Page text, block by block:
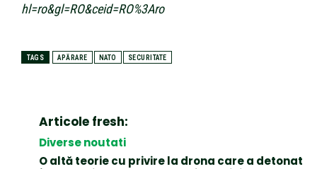
hl=ro&gl=RO&ceid=RO%3Aro
TAGS APĂRARE NATO SECURITATE
Articole fresh:
Diverse noutati
O altă teorie cu privire la drona care a detonat